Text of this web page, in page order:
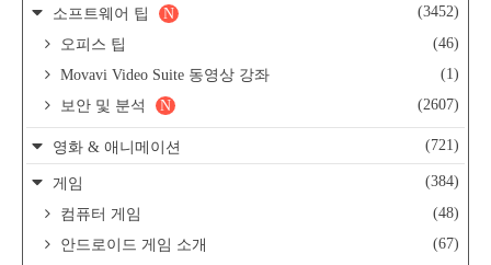
소프트웨어 팁 (3452)
N
오피스 팁
(46)
Movavi Video Suite 동영상 강좌
(1)
보안 및 분석
(2607)
N
영화 & 애니메이션 (721)
게임
(384)
컴퓨터 게임
(48)
안드로이드 게임 소개
(67)